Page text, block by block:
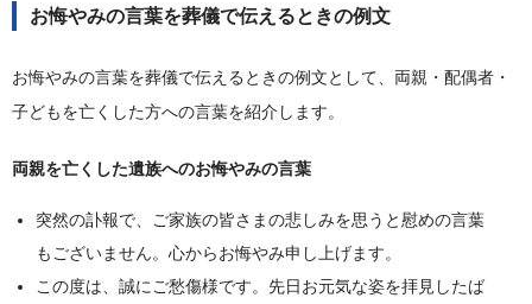
お悔やみの言葉を葬儀で伝えるときの例文
お悔やみの言葉を葬儀で伝えるときの例文として、両親・配偶者・
子どもを亡くした方への言葉を紹介します。
両親を亡くした遺族へのお悔やみの言葉
突然の訃報で、ご家族の皆さまの悲しみを思うと慰めの言葉
もございません。心からお悔やみ申し上げます。
この度は、誠にご愁傷様です。先日お元気な姿を拝見したば